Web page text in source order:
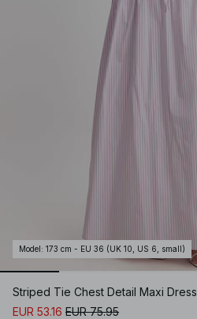
Model : 173 cm - EU 36 (UK 10, US 6, small)
Striped Tie Chest Detail Maxi Dress
EUR 53.16 EUR 75.95